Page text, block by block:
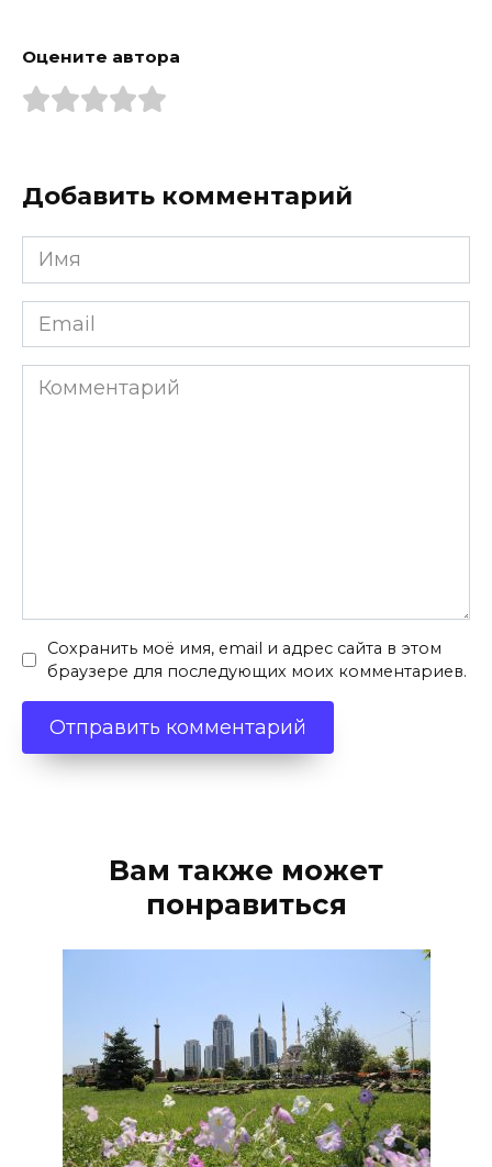
Оцените автора
Добавить комментарий
Имя
*
Email
*
Комментарий
Сохранить моё имя, email и адрес сайта в этом
браузере для последующих моих комментариев.
Вам также может
понравиться